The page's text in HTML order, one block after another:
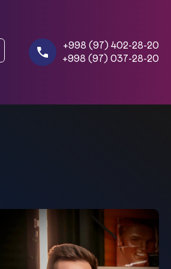
+998 (97) 402-28-20
+998 (97) 037-28-20